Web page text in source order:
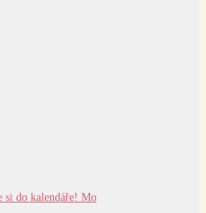
si do kalendáře! Mo